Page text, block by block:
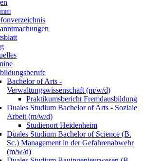
Bachelor of Arts -
Verwaltungswissenschaft (m/w/d)
Praktikumsbericht Fremdausbildung
Duales Studium Bachelor of Arts - Soziale
Arbeit (m/w/d)
Studienort Heidenheim
Duales Studium Bachelor of Science (B.
Sc.) Management in der Gefahrenabwehr
(m/w/d)